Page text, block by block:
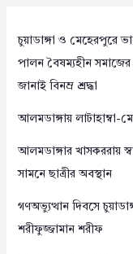
চুয়াডাঙ্গা ও মেহেরপুরে
পালন বৈষম্যহীন সমাজের
জানাই বিনম্র শ্রদ্ধা
আলমডাঙ্গায় লাটাহাম্বা-
আলমডাঙ্গার খাসকররায়
সামনে ছাত্রীর অবস্থান
গণঅভ্যুত্থান দিবসে
শরীফুজ্জামান শরীফ